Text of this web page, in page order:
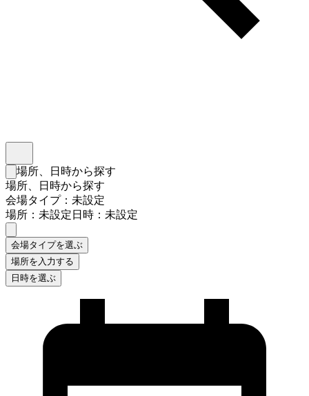
検索フォームを閉じる
場所、日時から探す
場所、日時から探す
会場タイプ：未設定
場所：未設定日時：未設定
会場タイプを選ぶ
場所を入力する
日時を選ぶ